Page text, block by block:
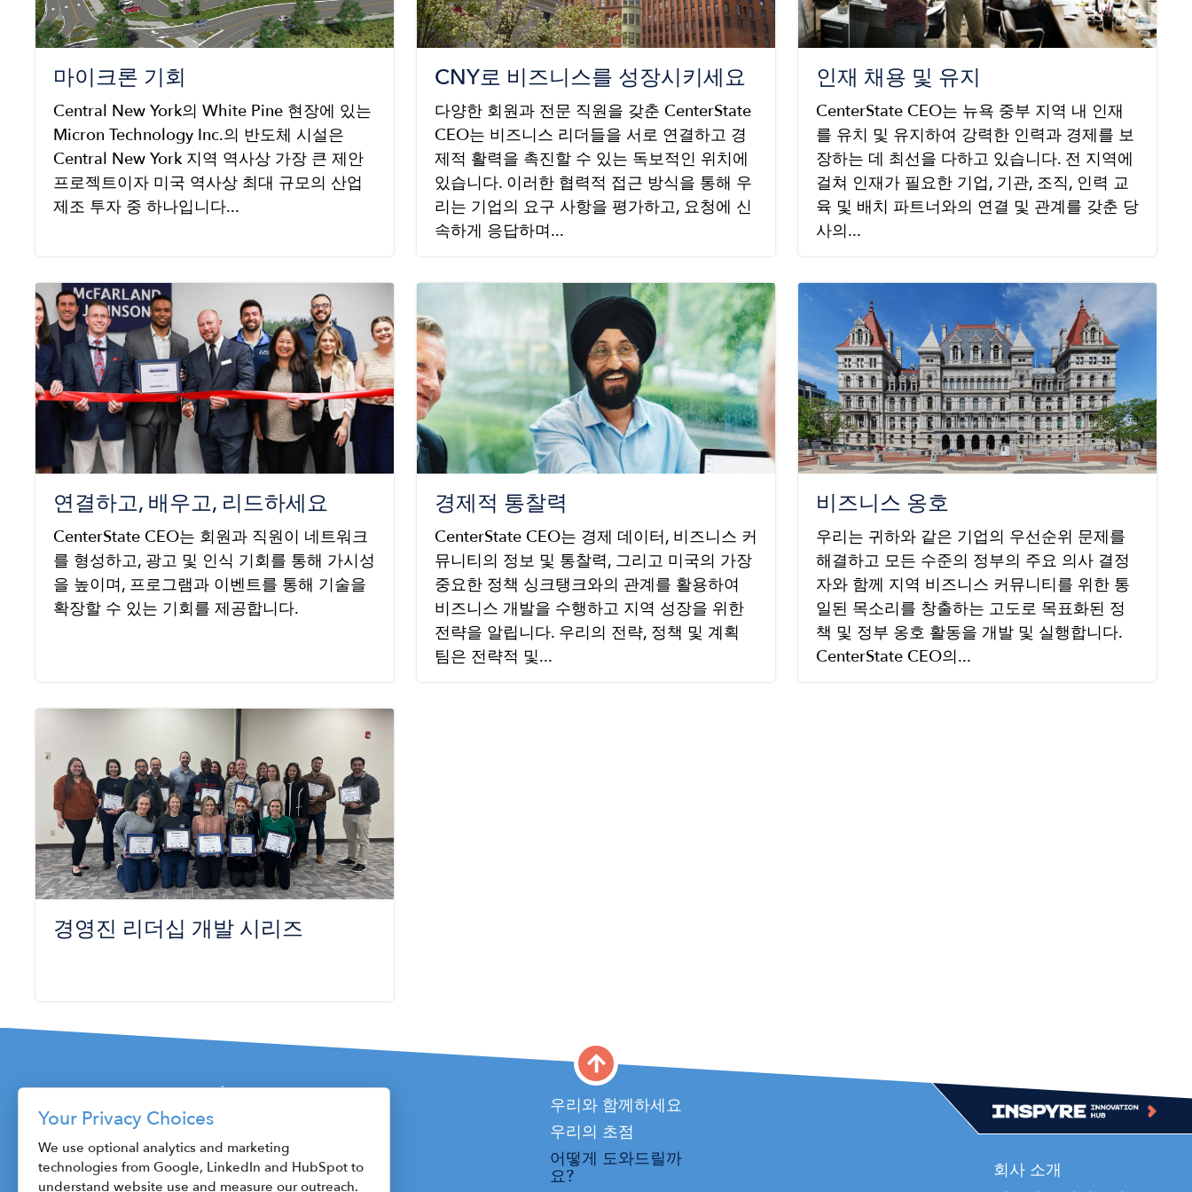
마이크론 기회
Central New York의 White Pine 현장에 있는
Micron Technology Inc.의 반도체 시설은
Central New York 지역 역사상 가장 큰 제안
프로젝트이자 미국 역사상 최대 규모의 산업
제조 투자 중 하나입니다...
CNY로 비즈니스를 성장시키세요
다양한 회원과 전문 직원을 갖춘 CenterState
CEO는 비즈니스 리더들을 서로 연결하고 경
제적 활력을 촉진할 수 있는 독보적인 위치에
있습니다. 이러한 협력적 접근 방식을 통해 우
리는 기업의 요구 사항을 평가하고, 요청에 신
속하게 응답하며...
인재 채용 및 유지
CenterState CEO는 뉴욕 중부 지역 내 인재
를 유치 및 유지하여 강력한 인력과 경제를 보
장하는 데 최선을 다하고 있습니다. 전 지역에
걸쳐 인재가 필요한 기업, 기관, 조직, 인력 교
육 및 배치 파트너와의 연결 및 관계를 갖춘 당
사의...
Image
연결하고, 배우고, 리드하세요
CenterState CEO는 회원과 직원이 네트워크
를 형성하고, 광고 및 인식 기회를 통해 가시성
을 높이며, 프로그램과 이벤트를 통해 기술을
확장할 수 있는 기회를 제공합니다.
Image
경제적 통찰력
CenterState CEO는 경제 데이터, 비즈니스 커
뮤니티의 정보 및 통찰력, 그리고 미국의 가장
중요한 정책 싱크탱크와의 관계를 활용하여
비즈니스 개발을 수행하고 지역 성장을 위한
전략을 알립니다. 우리의 전략, 정책 및 계획
팀은 전략적 및...
Image
비즈니스 옹호
우리는 귀하와 같은 기업의 우선순위 문제를
해결하고 모든 수준의 정부의 주요 의사 결정
자와 함께 지역 비즈니스 커뮤니티를 위한 통
일된 목소리를 창출하는 고도로 목표화된 정
책 및 정부 옹호 활동을 개발 및 실행합니다.
CenterState CEO의...
Image
경영진 리더십 개발 시리즈
115 W. Fayette Street
Syracuse, NY 13202
Main
navigation
우리와 함께하세요
우리의 초점
어떻게 도와드릴까
요?
Top
회사 소개
Your Privacy Choices
We use optional analytics and marketing
technologies from Google, LinkedIn and HubSpot to
understand website use and measure our outreach.